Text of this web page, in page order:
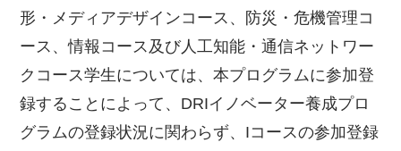
形・メディアデザインコース、防災・危機管理コ
ース、情報コース及び人工知能・通信ネットワー
クコース学生については、本プログラムに参加登
録することによって、DRIイノベーター養成プロ
グラムの登録状況に関わらず、Iコースの参加登録